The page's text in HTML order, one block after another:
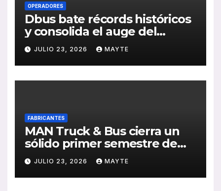
OPERADORES
Dbus bate récords históricos
y consolida el auge del
transporte público en San
Sebastián
JULIO 23, 2026 MAYTE
FABRICANTES
MAN Truck & Bus cierra un
sólido primer semestre de
2026 con crecimiento en
ventas, pedidos y
rentabilidad
JULIO 23, 2026 MAYTE